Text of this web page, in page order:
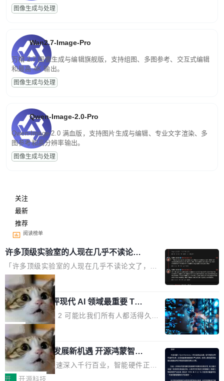
图像生成与处理
Wan2.7-Image-Pro
万相 2.7 图像生成与编辑旗舰版，支持组图、多图参考、交互式编辑
和最高 4K 输出。
图像生成与处理
Qwen-Image-2.0-Pro
Qwen-Image-2.0 满血版，支持图片生成与编辑、专业文字渲染、多
图参考和高分辨率输出。
图像生成与处理
关注
最新
推荐
阅读榜单
许多顶级实验室的人现在几乎不读论文
了
「许多顶级实验室的人现在几乎不读论文了，而
且他们认为 ICLR/ICML/NeurIPS 充斥着大量过
度宣传和欺诈。」 OpenAI 研究员 Keller Jorda
n 这条推文引发了广泛讨论。他不是在说风凉
话，他是说出了一个圈内人尽皆知但很少公开捅
破的事实。 Jordan 随后补充了一句软化声明：
「我不认为这些会议上大部分论文都在过度宣传
或造假。问题是，作为读者，如果你筛选出那些
看起来最令人兴奋的论文，那它们大部分都是过
度宣传的。」 这才是真正的痛点。不是所有论文
局
xAI 前工程师评现代 AI 领域最重要 Top
3 开源项目
Flash Attention 2 可能比我们所有人都活得久。
这句话不是来自某个技术博客，而是出自 Hieu
Pham 的一条推文。Hieu Pham 是谁？他是 xAI
的早期工程师之一，在 Grok 训练基础设施团队
工作过。近日他在 X 上发了一条帖子，列出了他
认为现代 AI 领域最重要的三个开源项目。 第一
局
共商智能硬件发展新机遇 开源鸿蒙智能
硬件开发者日杭州站即将举行
随着万物智联加速深入千行百业，智能硬件正从
单点设备迈向智能化、网联化、协同化发展。作
开 开源科技